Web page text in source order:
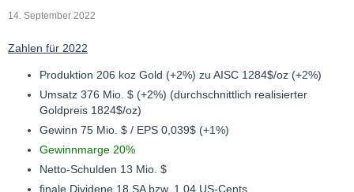
14. September 2022
Zahlen für 2022
Produktion 206 koz Gold (+2%) zu AISC 1284$/oz (+2%)
Umsatz 376 Mio. $ (+2%) (durchschnittlich realisierter
Goldpreis 1824$/oz)
Gewinn 75 Mio. $ / EPS 0,039$ (+1%)
Gewinnmarge 20%
Netto-Schulden 13 Mio. $
finale Dividene 18 SA bzw. 1,04 US-Cents